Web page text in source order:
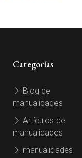
Categorías
Blog de
manualidades
Artículos de
manualidades
manualidades